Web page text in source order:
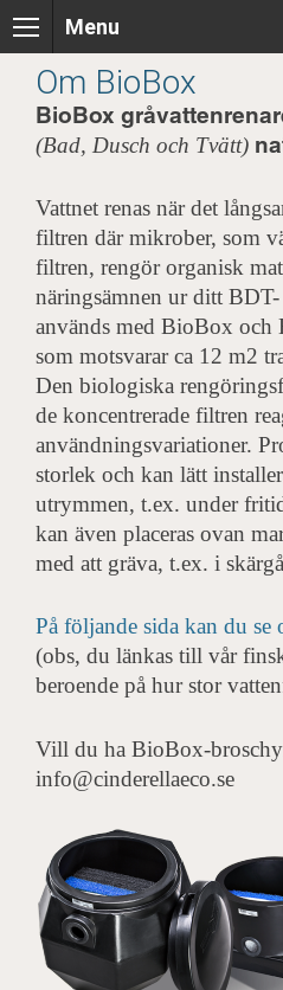
Menu
Om BioBox
BioBox
(Bad, Dusch och Tvätt)
Vattnet renas när det
filtren där mikrober, som
filtren, rengörorganisk
näringsämnen ur ditt
används med BioBox och
som motsvarar ca 12 m2
Den biologiska
de koncentrerade filtren
användningsvariationer.
storlek och kan lätt
utrymmen, t.ex. under
kan även placeras ovan
med att gräva, t.ex. i
På följande sida kan du se
(obs, du länkas till vår
beroende på hur stor
Vill du ha BioBox-
info@cinderellaeco.se